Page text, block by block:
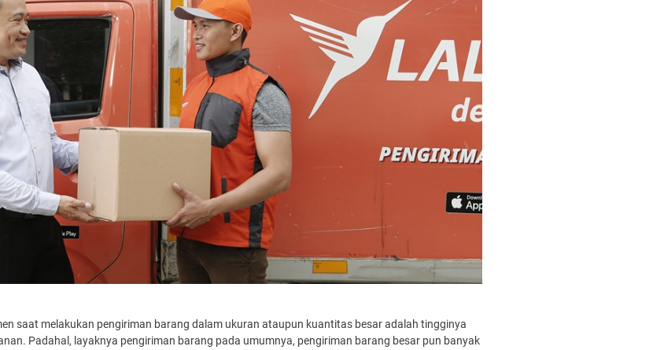
saat melakukan pengiriman barang dalam ukuran ataupun kuantitas besar adalah tingginya
Padahal, layaknya pengiriman barang pada umumnya, pengiriman barang besar pun banyak